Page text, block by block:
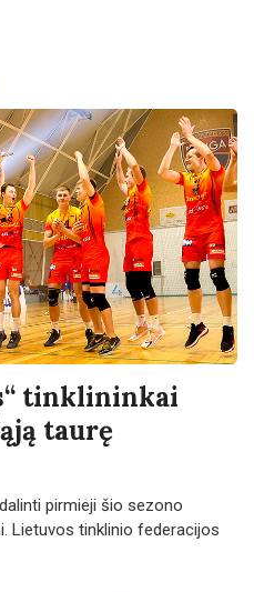
tinklininkai
taurę
pirmieji šio sezono
Lietuvos tinklinio federacijos